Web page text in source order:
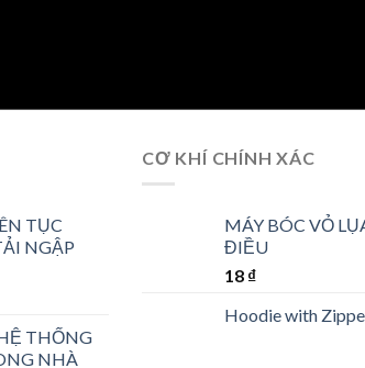
TỤC
NGẬP
THỐNG
NHÀ
CƠ KHÍ CHÍNH XÁC
MÁY BÓC VỎ
ĐIỀU
18 ₫
Hoodie with